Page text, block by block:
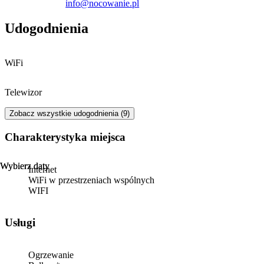
info@nocowanie.pl
Wybierz daty
Wybierz daty
Udogodnienia
WiFi
Telewizor
Zobacz wszystkie udogodnienia (9)
Charakterystyka miejsca
Internet
WiFi w przestrzeniach wspólnych
WIFI
Usługi
Ogrzewanie